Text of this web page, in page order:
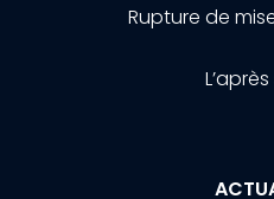
Rupture de